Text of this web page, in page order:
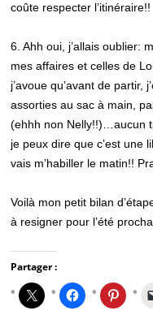
coûte respecter l’itinéraire!!
6. Ahh oui, j’allais oublier:
mes affaires et celles de
j’avoue qu’avant de
assorties au sac à main,
(ehhh non Nelly!!)…aucun
je peux dire que c’est une
vais m’habiller le matin!!
Voilà mon petit bilan
à resigner pour l’été
Partager :